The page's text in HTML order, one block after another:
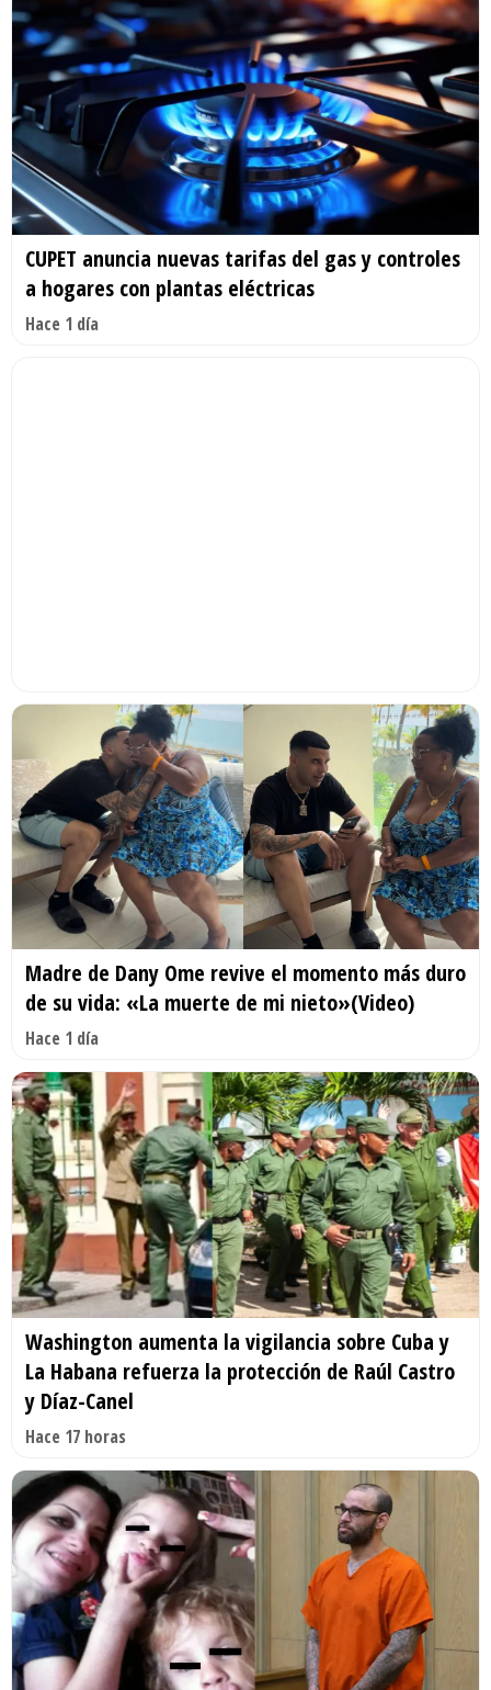
CUPET anuncia nuevas tarifas del gas y controles
a hogares con plantas eléctricas
Hace 1 día
Madre de Dany Ome revive el momento más duro
de su vida: «La muerte de mi nieto»(Video)
Hace 1 día
Washington aumenta la vigilancia sobre Cuba y
La Habana refuerza la protección de Raúl Castro
y Díaz-Canel
Hace 17 horas